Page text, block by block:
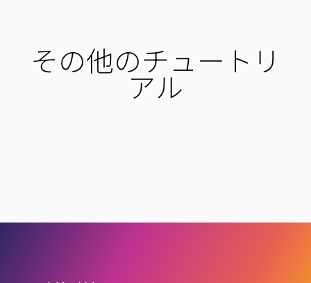
その他のチュートリ
アル